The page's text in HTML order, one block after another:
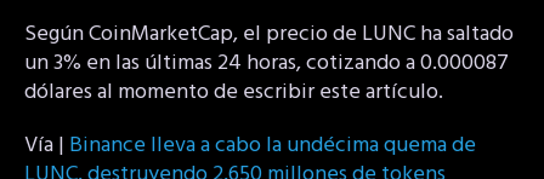
Según CoinMarketCap, el precio de LUNC ha saltado
un 3% en las últimas 24 horas, cotizando a 0.000087
dólares al momento de escribir este artículo.
Vía | Binance lleva a cabo la undécima quema de